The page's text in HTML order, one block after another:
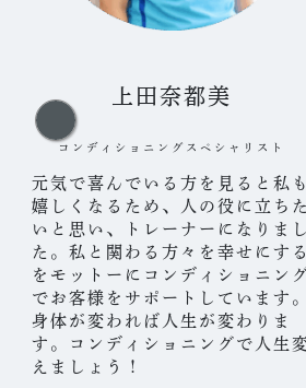
上田奈都美
コンディショニングスペシャリスト
元気で喜んでいる方を見ると私も
嬉しくなるため、人の役に立ちた
いと思い、トレーナーになりまし
た。私と関わる方々を幸せにする
をモットーにコンディショニン
でお客様をサポートしています。
身体が変われば人生が変わりま
す。コンディショニングで人生
えましょう！